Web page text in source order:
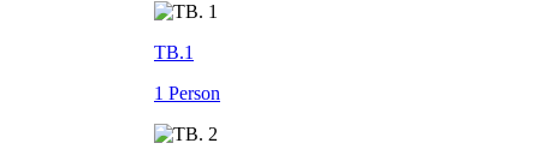
TB.1
1 Person